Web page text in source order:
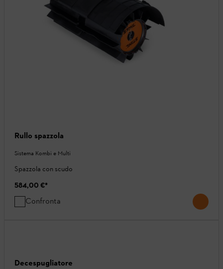
Rullo spazzola
Sistema Kombi e Multi
Spazzola con scudo
584,00 €*
Confronta
Decespugliatore